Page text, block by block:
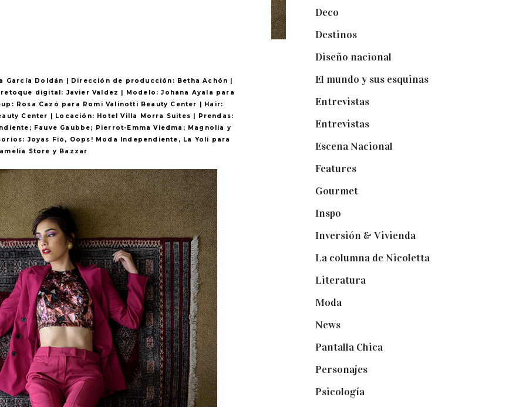
García Doldán | Dirección de producción: Betha Achón |
digital: Javier Valdez | Modelo: Johana Ayala para
Rosa Cazó para Romi Valinotti Beauty Center | Hair:
Center | Locación: Hotel Villa Morra Suites | Prendas:
Fauve Gaubbe; Pierrot-Emma Viedma; Magnolia y
Joyas Fió, Oops! Moda Independiente, La Yoli para
Store y Bazzar
Deco
Destinos(6)
Diseño nacional
El mundo y sus esquinas(25)
Entrevistas(36)
Entrevistas(14)
Escena Nacional
Features(29)
Gourmet(102)
Inspo
Inversión & Vivienda(5)
La columna de Nicoletta(5)
Literatura(1)
Moda(84)
News(24)
Pantalla Chica(22)
Personajes(9)
Psicología(60)